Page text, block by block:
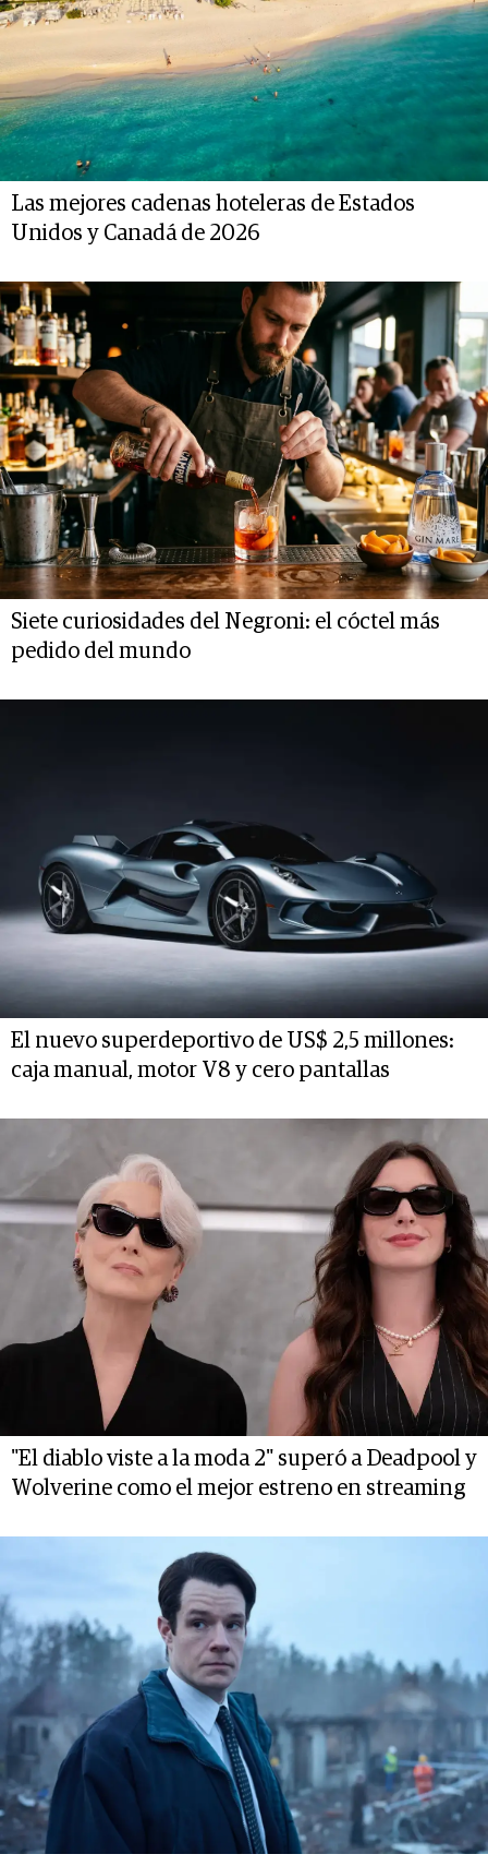
Las mejores cadenas hoteleras de Estados
Unidos y Canadá de 2026
Siete curiosidades del Negroni: el cóctel más
pedido del mundo
El nuevo superdeportivo de US$ 2,5 millones:
caja manual, motor V8 y cero pantallas
"El diablo viste a la moda 2" superó a Deadpool y
Wolverine como el mejor estreno en streaming